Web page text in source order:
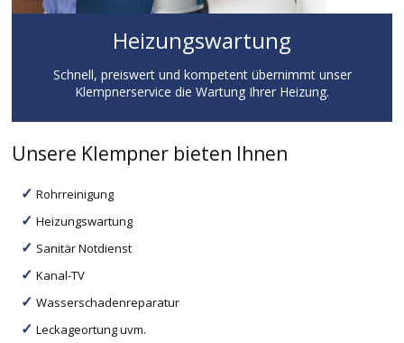
Heizungswartung
Schnell, preiswert und kompetent übernimmt unser
Klempnerservice die Wartung Ihrer Heizung.
Unsere Klempner bieten Ihnen
Rohrreinigung
Heizungswartung
Sanitär Notdienst
Kanal-TV
Wasserschadenreparatur
Leckageortung uvm.